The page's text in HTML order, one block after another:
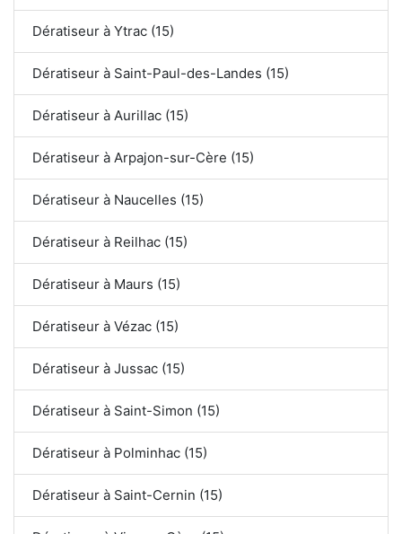
Dératiseur à Ytrac (15)
Dératiseur à Saint-Paul-des-Landes (15)
Dératiseur à Aurillac (15)
Dératiseur à Arpajon-sur-Cère (15)
Dératiseur à Naucelles (15)
Dératiseur à Reilhac (15)
Dératiseur à Maurs (15)
Dératiseur à Vézac (15)
Dératiseur à Jussac (15)
Dératiseur à Saint-Simon (15)
Dératiseur à Polminhac (15)
Dératiseur à Saint-Cernin (15)